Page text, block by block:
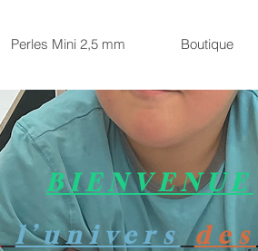
Perles Mini 2,5 mm Boutique
BIENVENUE
l’univers des